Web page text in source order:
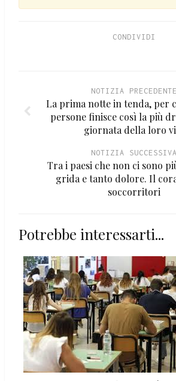
CONDIVIDI
NOTIZIA PRECEDENTE
La prima notte in tenda, per
persone finisce così la più
giornata della loro
NOTIZIA SUCCESSIVA
Tra i paesi che non ci sono
grida e tanto dolore. Il
soccorritori
Potrebbe interessarti...